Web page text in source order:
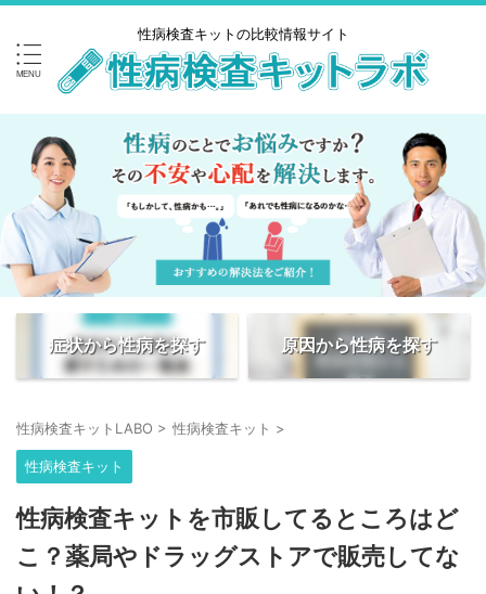
性病検査キットの比較情報サイト
症状から性病を探す 原因から性病を探す
性病検査キットLABO > 性病検査キット >
性病検査キット
性病検査キットを市販してるところはど
こ？薬局やドラッグストアで販売してな